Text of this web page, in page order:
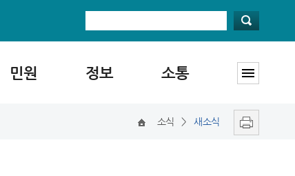
민원 정보 소통
소식 > 새소식